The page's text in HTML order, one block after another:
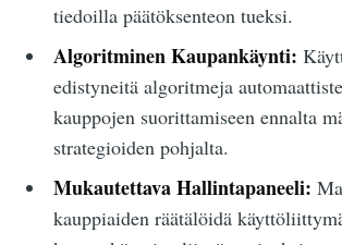
tiedoilla päätöksenteon tueksi.
Algoritminen Kaupankäynti:
edistyneitä algoritmeja
kauppojen suorittamiseen ennalta
strategioiden pohjalta.
Mukautettava Hallintapaneeli:
kauppiaiden räätälöidä